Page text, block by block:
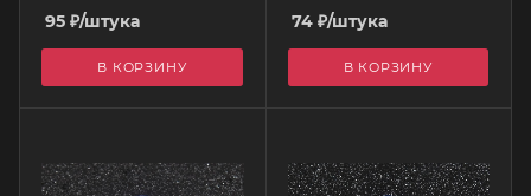
95 ₽/штука
В КОРЗИНУ
74₽/штука
В КОРЗИНУ